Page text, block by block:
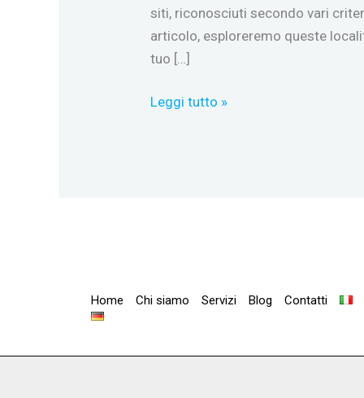
siti, riconosciuti secondo vari
articolo, esploreremo queste
tuo […]
Leggi tutto »
Home Chi siamo Servizi Blog Contatti